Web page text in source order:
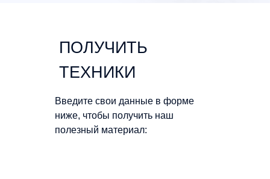
Введите свои данные в форме
ниже, чтобы получить наш
полезный материал:
ПОЛУЧИТЬ
ТЕХНИКИ